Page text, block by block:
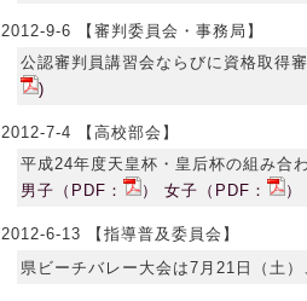
2012-9-6 【審判委員会・事務局】
公認審判員講習会ならびに資格取得
)
2012-7-4 【高校部会】
平成24年度天皇杯・皇后杯の組み合
男子（PDF：
） 女子（PDF： ）
2012-6-13 【指導普及委員会】
県ビーチバレー大会は7月21日（土